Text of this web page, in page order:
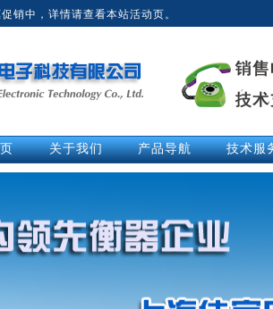
销中，详情请查看本站活动页。
关于我们
公司介绍
行业知识
企业文化
产品导航
拉力计
推拉力计
数显拉力计
电子测力计
技术服
技术文